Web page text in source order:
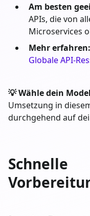
Am besten
APIs, die von
Microservices
Mehr erfahren:
Globale API-
💡 Wähle dein
Umsetzung in
durchgehend auf
Schnelle